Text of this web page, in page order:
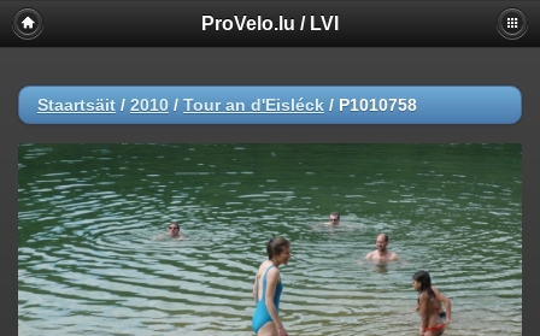
ProVelo.lu / LVI
Staartsäit / 2010 / Tour an d'Eisléck / P1010758